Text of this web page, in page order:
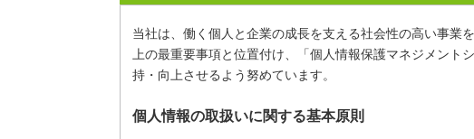
当社は、働く個人と企業の成長を支える社会性の高い事業
上の最重要事項と位置付け、「個人情報保護マネジメン
持・向上させるよう努めています。
個人情報の取扱いに関する基本原則